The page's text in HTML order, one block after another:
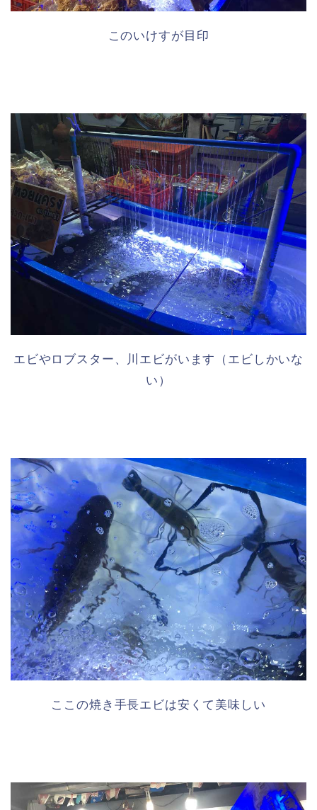
このいけすが目印
エビやロブスター、川エビがいます（エビしかいな
い）
ここの焼き手長エビは安くて美味しい